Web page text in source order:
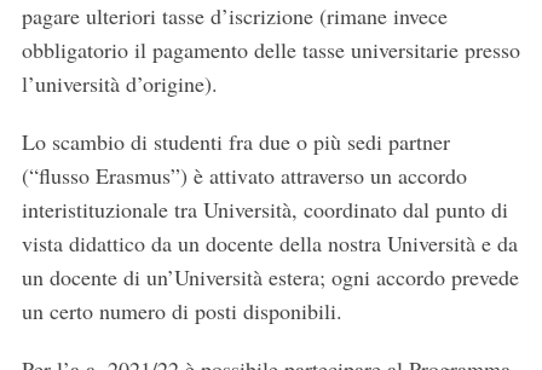
pagare ulteriori tasse d’iscrizione (rimane invece
obbligatorio il pagamento delle tasse universitarie presso
l’università d’origine).
Lo scambio di studenti fra due o più sedi partner
(“flusso Erasmus”) è attivato attraverso un accordo
interistituzionale tra Università, coordinato dal punto di
vista didattico da un docente della nostra Università e da
un docente di un’Università estera; ogni accordo prevede
un certo numero di posti disponibili.